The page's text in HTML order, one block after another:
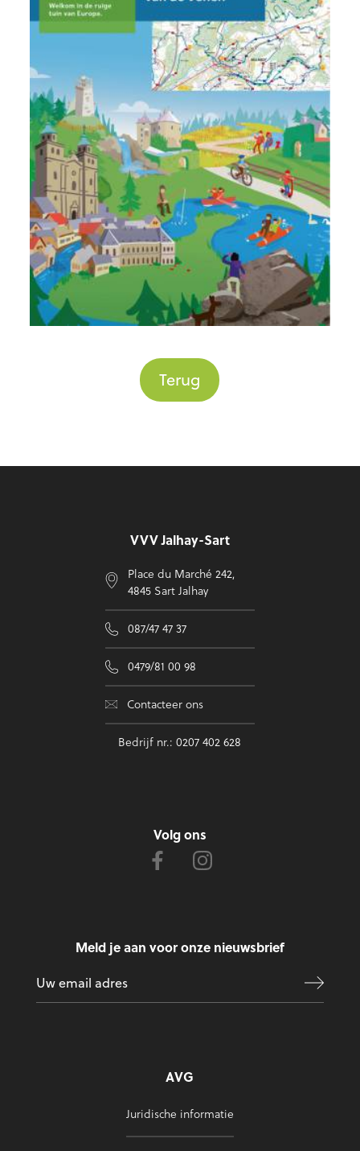
Terug
VVV Jalhay-Sart
Place du Marché 242,
4845 Sart Jalhay
087/47 47 37
0479/81 00 98
Contacteer ons
Bedrijf nr.: 0207 402 628
Volg ons
Meld je aan voor onze nieuwsbrief
AVG
Juridische informatie